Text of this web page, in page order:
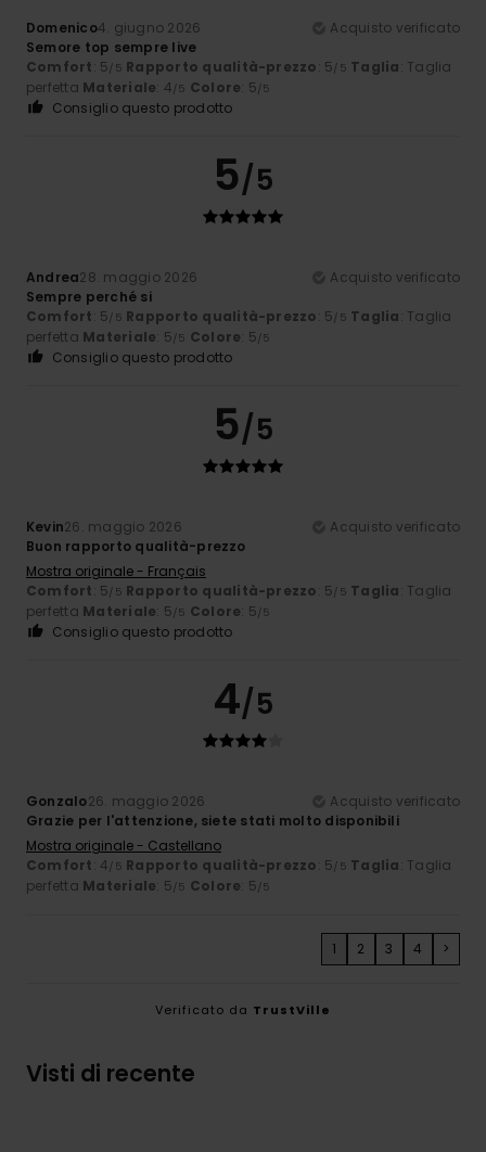
Domenico4. giugno 2026
Acquisto verificato
Semore top sempre live
Comfort: 5 /5 Rapporto qualità-prezzo: 5 /5 Taglia: Taglia
perfetta Materiale: 4 /5 Colore: 5 /5
Consiglio questo prodotto
5/5
Andrea28. maggio 2026
Acquisto verificato
Sempre perché si
Comfort: 5 /5 Rapporto qualità-prezzo: 5 /5 Taglia: Taglia
perfetta Materiale: 5 /5 Colore: 5 /5
Consiglio questo prodotto
5/5
Kevin26. maggio 2026
Acquisto verificato
Buon rapporto qualità-prezzo
Mostra originale - Français
Comfort: 5 /5 Rapporto qualità-prezzo: 5 /5 Taglia: Taglia
perfetta Materiale: 5 /5 Colore: 5 /5
Consiglio questo prodotto
4/5
Gonzalo26. maggio 2026
Acquisto verificato
Grazie per l'attenzione, siete stati molto disponibili
Mostra originale - Castellano
Comfort: 4 /5 Rapporto qualità-prezzo: 5 /5 Taglia: Taglia
perfetta Materiale: 5 /5 Colore: 5 /5
1 2 3 4 >
Verificato da TrustVille
Visti di recente